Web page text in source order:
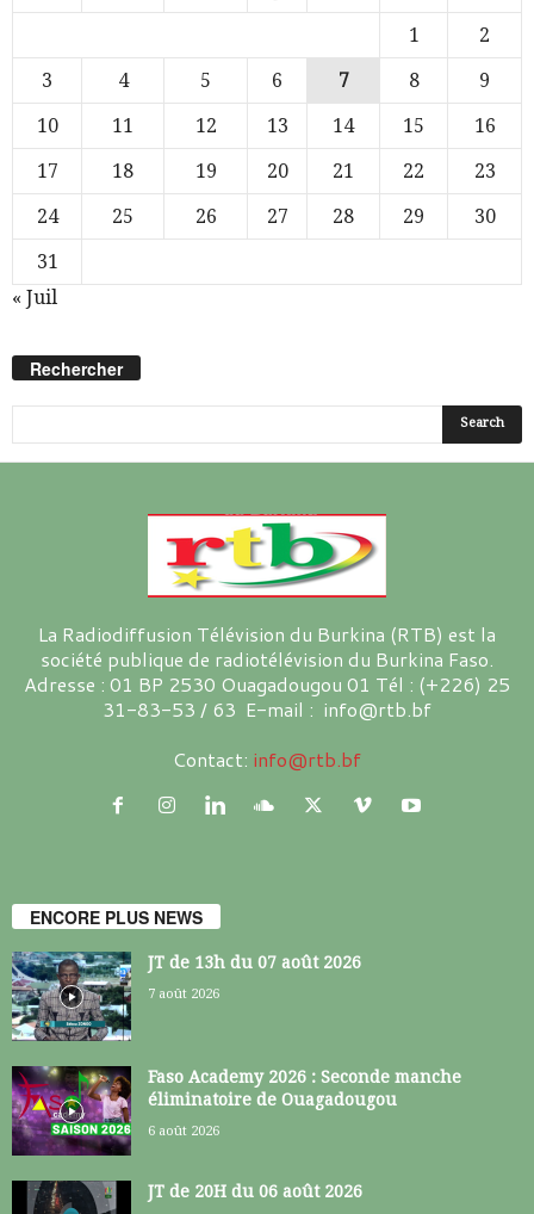
1
2
3
4 5 6 7 8
9
10
11 12 13 14 15
16
17
18 19 20 21 22
23
24
25 26 27 28 29
30
31
« Juil
Rechercher
La Radiodiffusion Télévision du Burkina (RTB) est la
société publique de radiotélévision du Burkina Faso.
Adresse : 01 BP 2530 Ouagadougou 01 Tél : (+226) 25
31-83-53 / 63 E-mail : info@rtb.bf
Contact: info@rtb.bf
ENCORE PLUS NEWS
JT de 13h du 07 août 2026
7 août 2026
Faso Academy 2026 : Seconde manche
éliminatoire de Ouagadougou
6 août 2026
JT de 20H du 06 août 2026